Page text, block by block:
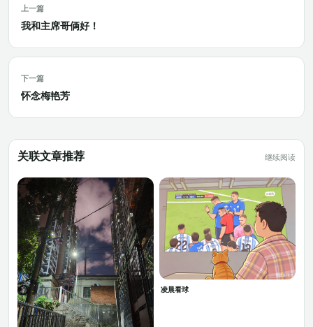
上一篇
我和主席哥俩好！
下一篇
怀念梅艳芳
关联文章推荐 继续阅读
凌晨看球